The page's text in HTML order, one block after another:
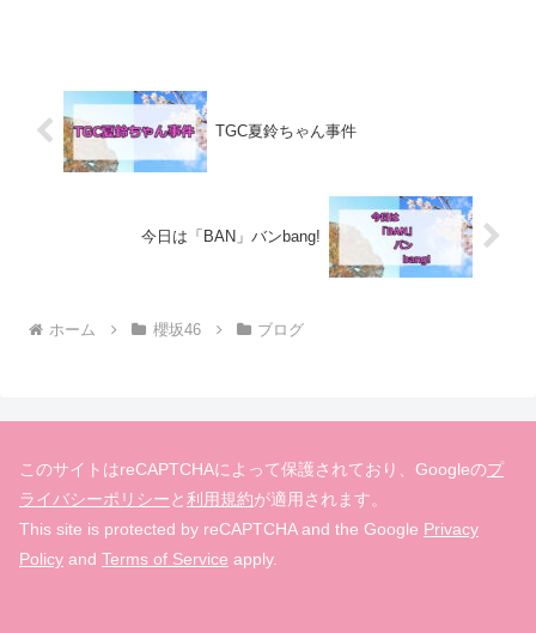
TGC夏鈴ちゃん事件
今日は「BAN」バンbang!
ホーム 櫻坂46 ブログ
このサイトはreCAPTCHAによって保護されており、Googleのプ
ライバシーポリシーと利用規約が適用されます。
This site is protected by reCAPTCHA and the Google Privacy
Policy and Terms of Service apply.